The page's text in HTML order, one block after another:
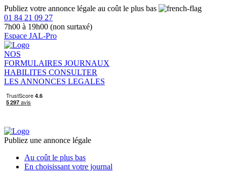
Publiez votre annonce légale au coût le plus bas
01 84 21 09 27
7h00 à 19h00 (non surtaxé)
Espace JAL-Pro
NOS
FORMULAIRES JOURNAUX
HABILITES CONSULTER
LES ANNONCES LEGALES
Publiez une annonce légale
Au coût le plus bas
En choisissant votre journal